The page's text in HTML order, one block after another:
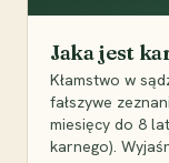
Jaka jest
Kłamstwo w
fałszywe
miesięcy do 8
karnego).